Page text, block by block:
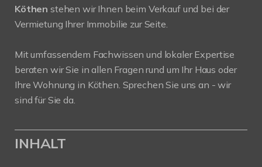
Köthen stehen wir Ihnen beim Verkauf und bei der
Vermietung Ihrer Immobilie zur Seite.
Mit umfassendem Fachwissen und lokaler Expertise
beraten wir Sie in allen Fragen rund um Ihr Haus oder
Ihre Wohnung in Köthen. Sprechen Sie uns an - wir
sind für Sie da.
INHALT